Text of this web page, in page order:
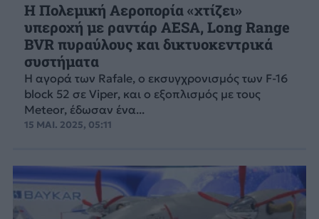
Η Πολεμική Αεροπορία «χτίζει»
υπεροχή με ραντάρ AESA, Long Range
BVR πυραύλους και δικτυοκεντρικά
συστήματα
Η αγορά των Rafale, o εκσυγχρονισμός των F-16
block 52 σε Viper, και o εξοπλισμός με τους
Meteor, έδωσαν ένα...
15 ΜΑΙ. 2025, 05:11